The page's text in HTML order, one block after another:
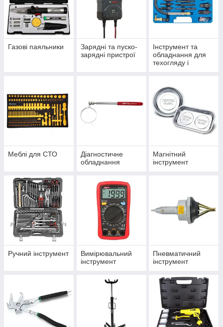
Газові паяльники
Зарядні та пуско-
зарядні пристрої
Інструмент та
обладнання для
техогляду і
Меблі для СТО
Діагностичне
обладнання
Магнітний
інструмент
Ручний інструмент
Вимірювальний
інструмент
Пневматичний
інструмент